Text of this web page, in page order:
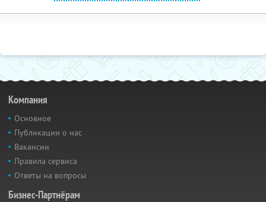
Компания
Основное
Публикации о нас
Вакансии
Правила сервиса
Ответы на вопросы
Бизнес-Партнёрам